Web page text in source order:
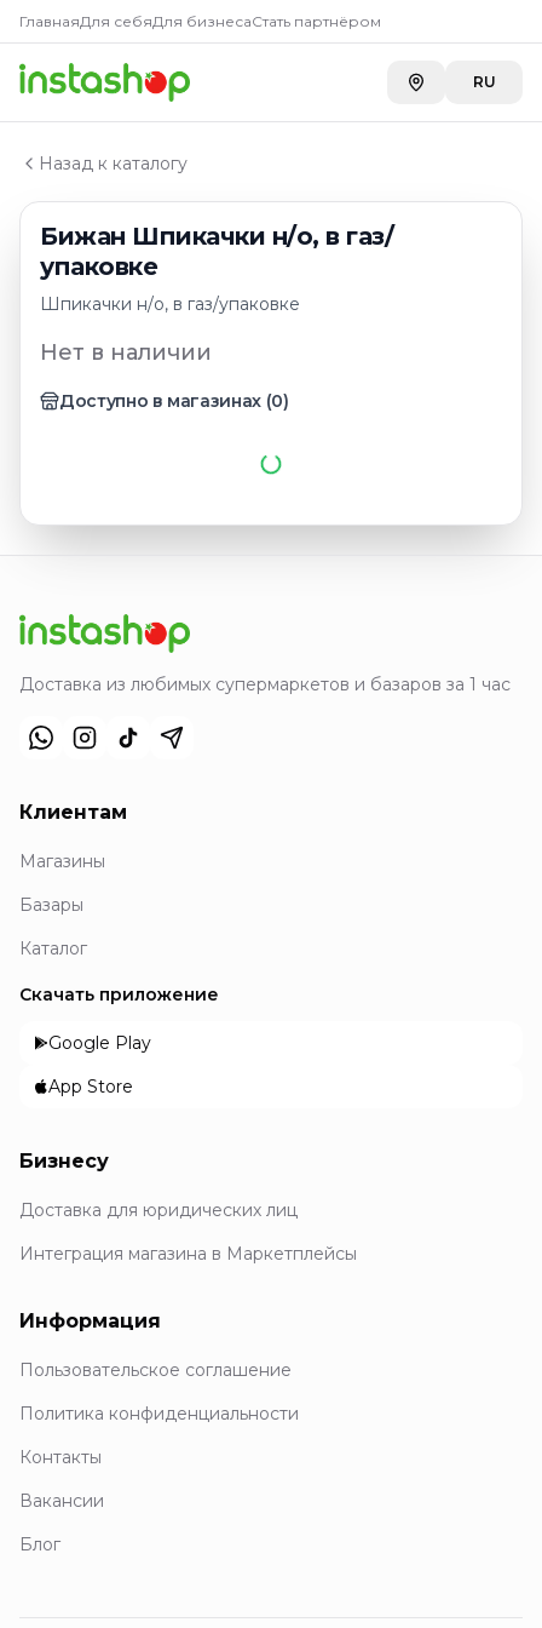
ГлавнаяДля себяДля бизнесаСтать партнёром
RU
Назад к каталогу
Бижан Шпикачки н/о, в газ/
упаковке
Шпикачки н/о, в газ/упаковке
Нет в наличии
Доступно в магазинах (0)
Главная
Каталог
Шпикачки
Бижан Шпикачки н/о, в газ/упаковке
Доставка из любимых супермаркетов и базаров за 1 час
Клиентам
Магазины
Базары
Каталог
Скачать приложение
Google Play
App Store
Бизнесу
Доставка для юридических лиц
Интеграция магазина в Маркетплейсы
Информация
Пользовательское соглашение
Политика конфиденциальности
Контакты
Вакансии
Блог